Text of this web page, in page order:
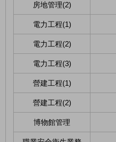
房地管理(2)
電力工程(1)
電力工程(2)
電力工程(3)
營建工程(1)
營建工程(2)
博物館管理